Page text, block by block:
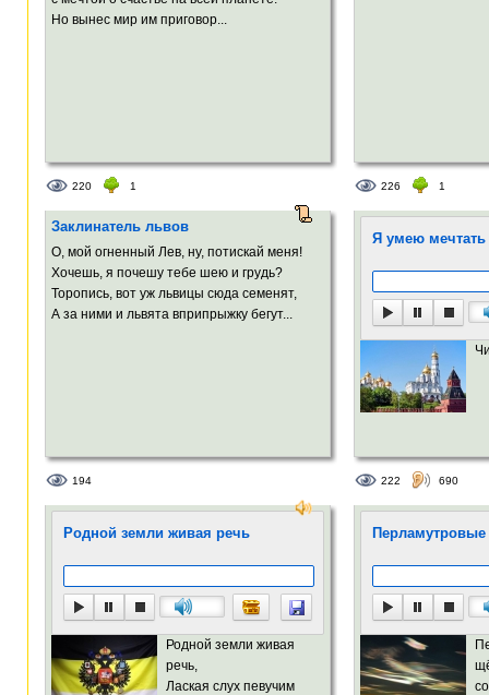
Но вынес мир им приговор...
220 1 226 1
Заклинатель львов
О, мой огненный Лев, ну, потискай меня!
Хочешь, я почешу тебе шею и грудь?
Торопись, вот уж львицы сюда семенят,
А за ними и львята вприпрыжку бегут...
194
Я умею мечтать
222 690
Родной земли живая речь
Родной земли живая
речь,
Лаская слух певучим